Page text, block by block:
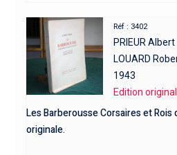
Réf : 3402
PRIEUR Albert
LOUARD
1943
Edition
Les Barberousse Corsaires et Rois
originale.